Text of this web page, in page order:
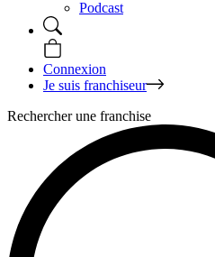
Podcast
Connexion
Je suis franchiseur
Rechercher une franchise